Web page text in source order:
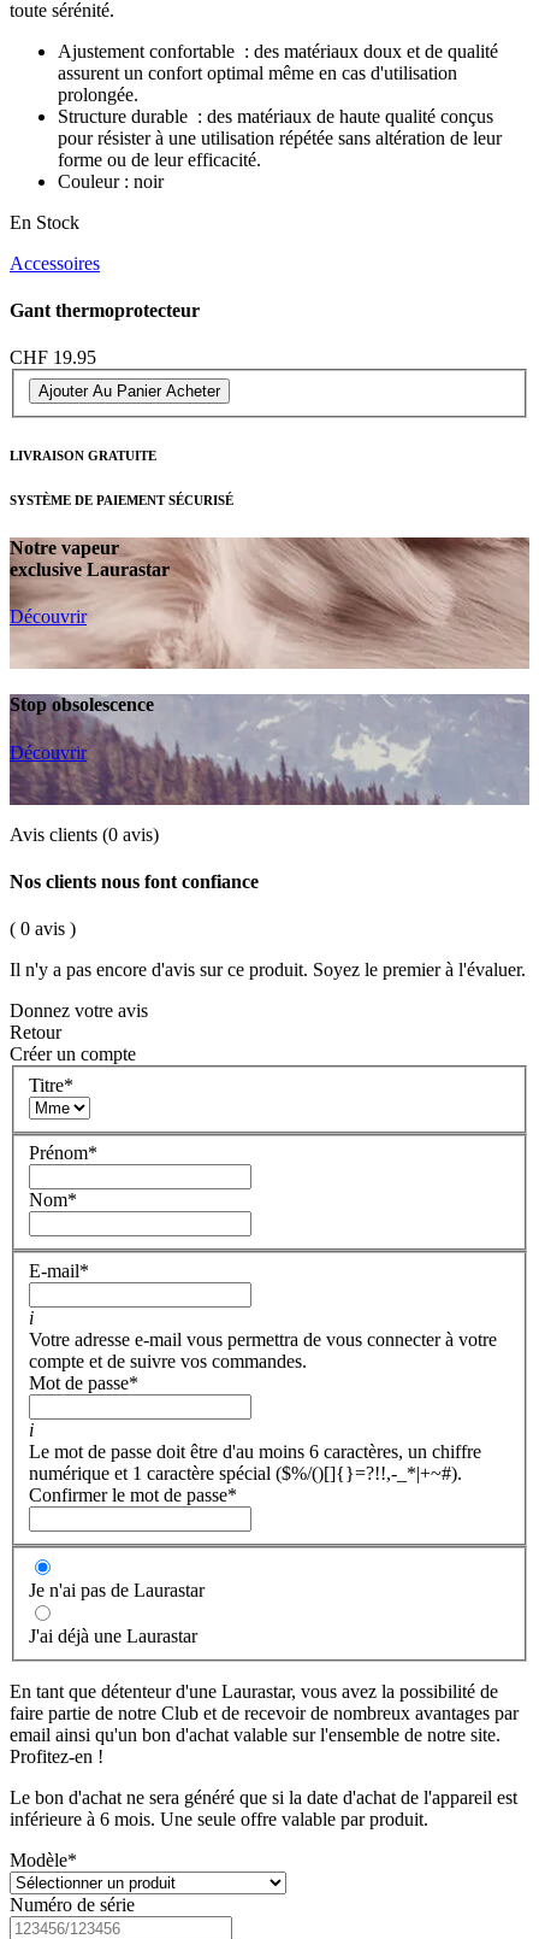
toute sérénité.
Ajustement confortable : des matériaux doux et de qualité
assurent un confort optimal même en cas d'utilisation
prolongée.
Structure durable : des matériaux de haute qualité conçus
pour résister à une utilisation répétée sans altération de leur
forme ou de leur efficacité.
Couleur : noir
En Stock
Accessoires
Gant thermoprotecteur
CHF 19.95
Ajouter Au Panier Acheter
LIVRAISON GRATUITE
SYSTÈME DE PAIEMENT SÉCURISÉ
Notre vapeur
exclusive Laurastar
Découvrir
Stop obsolescence
Découvrir
Avis clients (0 avis)
Nos clients nous font confiance
( 0 avis )
Il n'y a pas encore d'avis sur ce produit. Soyez le premier à l'évaluer.
Donnez votre avis
Retour
Créer un compte
Titre*
Prénom*
Nom*
E-mail*
i
Votre adresse e-mail vous permettra de vous connecter à votre
compte et de suivre vos commandes.
Mot de passe*
i
Le mot de passe doit être d'au moins 6 caractères, un chiffre
numérique et 1 caractère spécial ($%/()[]{}=?!!,-_*|+~#).
Confirmer le mot de passe*
Je n'ai pas de Laurastar
J'ai déjà une Laurastar
En tant que détenteur d'une Laurastar, vous avez la possibilité de
faire partie de notre Club et de recevoir de nombreux avantages par
email ainsi qu'un bon d'achat valable sur l'ensemble de notre site.
Profitez-en !
Le bon d'achat ne sera généré que si la date d'achat de l'appareil est
inférieure à 6 mois. Une seule offre valable par produit.
Modèle*
Numéro de série